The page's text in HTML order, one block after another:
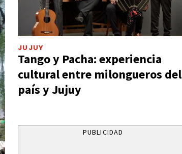
JUJUY
Tango y Pacha: experiencia
cultural entre milongueros del
país y Jujuy
PUBLICIDAD